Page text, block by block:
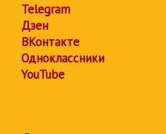
Telegram
Дзен
ВКонтакте
Одноклассники
YouTube